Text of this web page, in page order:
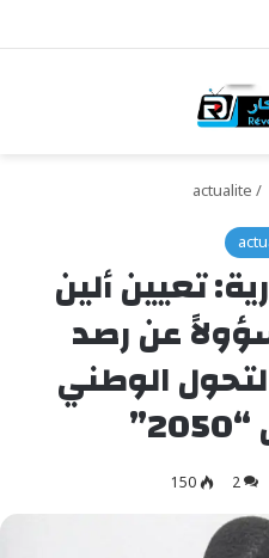
/
actualite
تعيين ألين
عن رصد
الوطني
2
150